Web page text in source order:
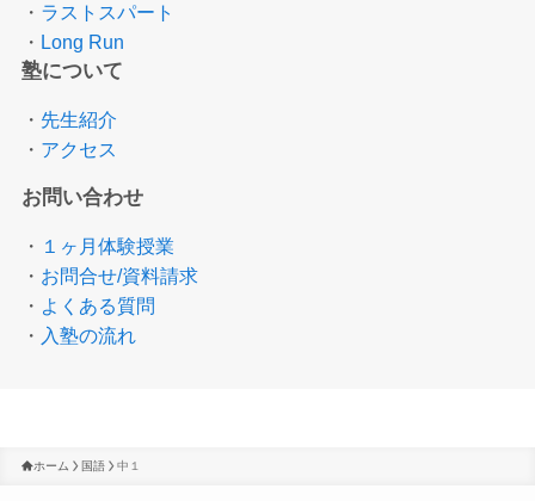
・ ラストスパート
・ Long Run
塾について
・ 先生紹介
・ アクセス
お問い合わせ
・ １ヶ月体験授業
・ お問合せ/資料請求
・ よくある質問
・ 入塾の流れ
ホーム 国語 中１